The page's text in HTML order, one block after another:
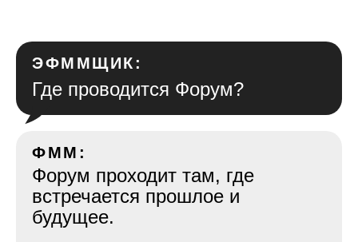
ЭФММЩИК:
Где проводится Форум?
ФММ:
Форум проходит там, где
встречается прошлое и
будущее.